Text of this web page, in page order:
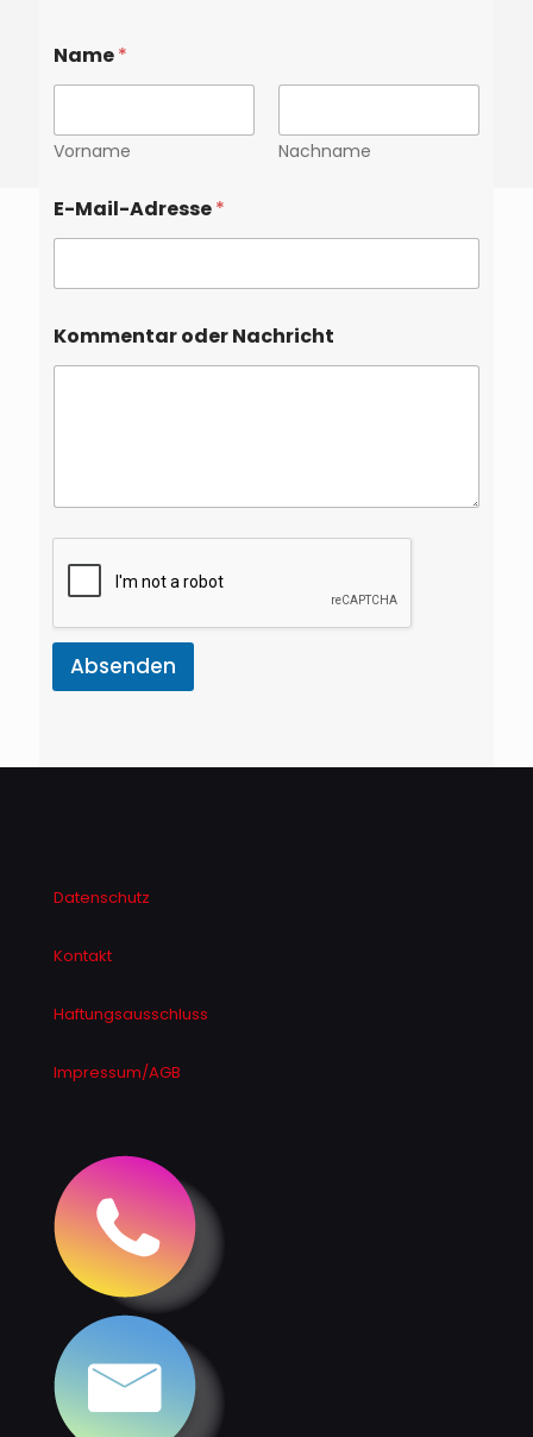
Name*
Vorname Nachname
E-Mail-Adresse*
Kommentar oder Nachricht
Absenden
Datenschutz
Kontakt
Haftungsausschluss
Impressum/AGB